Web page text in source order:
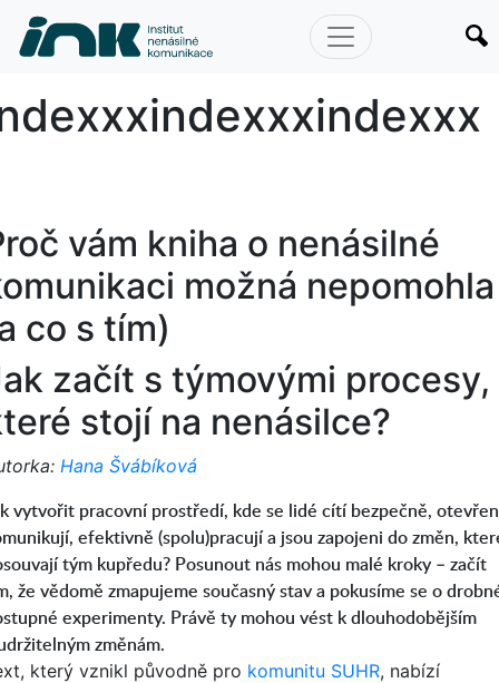
index
indexxxindexxx
vám kniha o nenásilné
možná nepomohla
co s tím)
začít s týmovými procesy,
stojí na nenásilce?
Hana Švábíková
vytvořit pracovní prostředí, kde se lidé cítí bezpečně,
efektivně (spolu)pracují a jsou zapojeni do změn,
tým kupředu? Posunout nás mohou malé kroky – začít
že vědomě zmapujeme současný stav a pokusíme se o
experimenty. Právě ty mohou vést k dlouhodobějším
změnám.
který vznikl původně pro komunitu SUHR, nabízí